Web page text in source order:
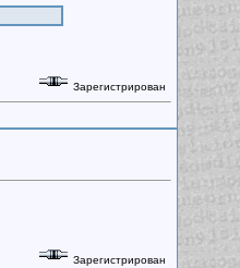
Зарегистрирован
Зарегистрирован